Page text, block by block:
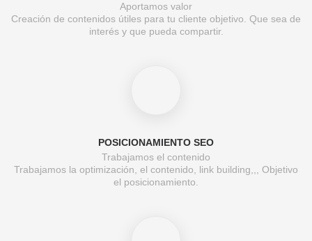
Aportamos valor
Creación de contenidos útiles para tu cliente objetivo. Que sea de
interés y que pueda compartir.
POSICIONAMIENTO SEO
Trabajamos el contenido
Trabajamos la optimización, el contenido, link building,,, Objetivo
el posicionamiento.